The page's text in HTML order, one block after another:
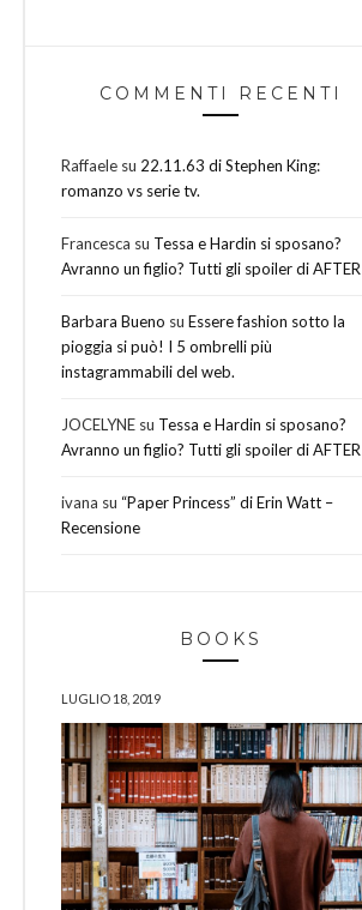
COMMENTI RECENTI
Raffaele su 22.11.63 di Stephen King:
romanzo vs serie tv.
Francesca su Tessa e Hardin si sposano?
Avranno un figlio? Tutti gli spoiler di AFTER
Barbara Bueno su Essere fashion sotto la
pioggia si può! I 5 ombrelli più
instagrammabili del web.
JOCELYNE su Tessa e Hardin si sposano?
Avranno un figlio? Tutti gli spoiler di AFTER
ivana su “Paper Princess” di Erin Watt –
Recensione
BOOKS
LUGLIO 18, 2019